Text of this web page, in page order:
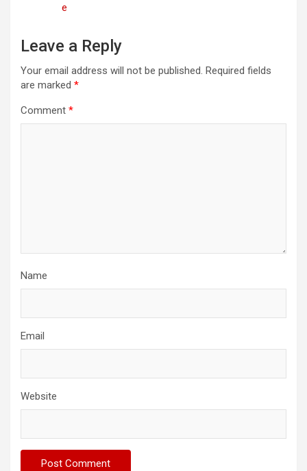
e
Leave a Reply
Your email address will not be published. Required fields
are marked *
Comment *
Name
Email
Website